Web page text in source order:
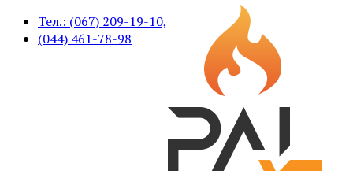
Тел.: (067) 209-19-10,
(044) 461-78-98